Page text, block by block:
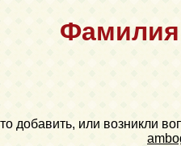
Фамилия
добавить, или возникли